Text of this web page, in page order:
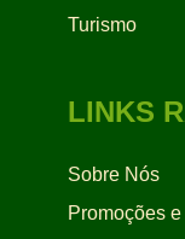
Turismo
LINKS
Sobre Nós
Promoções